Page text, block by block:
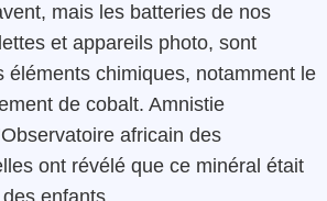
mais les batteries de nos
et appareils photo, sont
éléments chimiques, notamment le
de cobalt. Amnistie
africain des
ont révélé que ce minéral était